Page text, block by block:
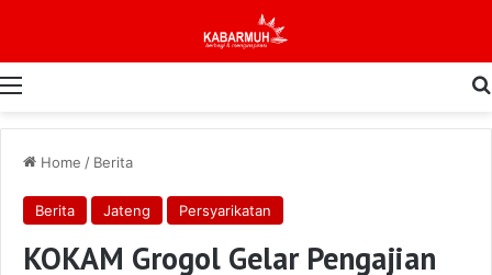
Menu
Home / Berita
Berita Jateng Persyarikatan
KOKAM Grogol Gelar Pengajian